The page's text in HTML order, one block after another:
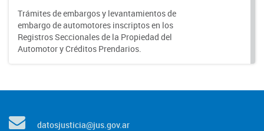
Trámites de embargos y levantamientos de
embargo de automotores inscriptos en los
Registros Seccionales de la Propiedad del
Automotor y Créditos Prendarios.
datosjusticia@jus.gov.ar